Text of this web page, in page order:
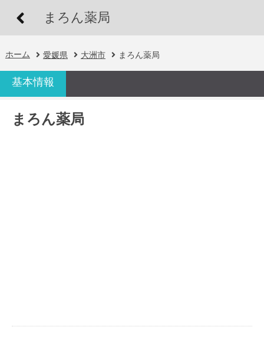
まろん薬局
ホーム 愛媛県 大洲市 まろん薬局
基本情報
まろん薬局